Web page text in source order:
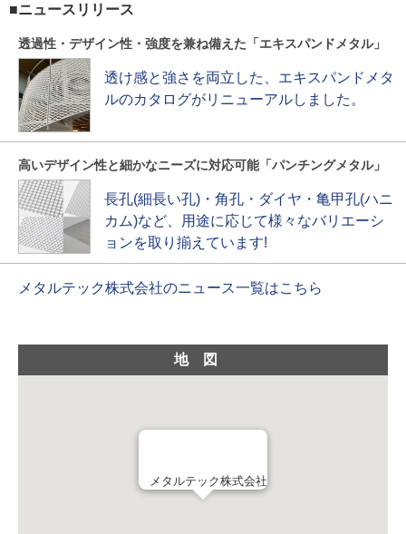
■ニュースリリース
透過性・デザイン性・強度を兼ね備えた「エキスパンドメタル」
透け感と強さを両立した、エキスパンドメタ
ルのカタログがリニューアルしました。
高いデザイン性と細かなニーズに対応可能「パンチングメタル」
長孔(細長い孔)・角孔・ダイヤ・亀甲孔(ハニ
カム)など、用途に応じて様々なバリエーシ
ョンを取り揃えています!
メタルテック株式会社のニュース一覧はこちら
地図
メタルテック株式会社